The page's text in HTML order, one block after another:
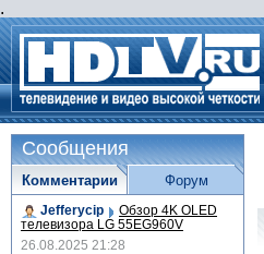
.
Сообщения
Комментарии
Jefferycip Обзор 4K OLED
телевизора LG 55EG960V
26.08.2025 21:28
Форум